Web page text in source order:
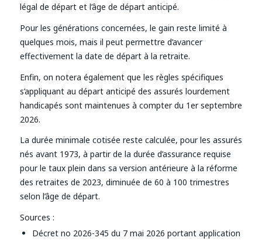
légal de départ et l’âge de départ anticipé.
Pour les générations concernées, le gain reste limité à
quelques mois, mais il peut permettre d’avancer
effectivement la date de départ à la retraite.
Enfin, on notera également que les règles spécifiques
s’appliquant au départ anticipé des assurés lourdement
handicapés sont maintenues à compter du 1er septembre
2026.
La durée minimale cotisée reste calculée, pour les assurés
nés avant 1973, à partir de la durée d’assurance requise
pour le taux plein dans sa version antérieure à la réforme
des retraites de 2023, diminuée de 60 à 100 trimestres
selon l’âge de départ.
Sources :
Décret no 2026-345 du 7 mai 2026 portant application